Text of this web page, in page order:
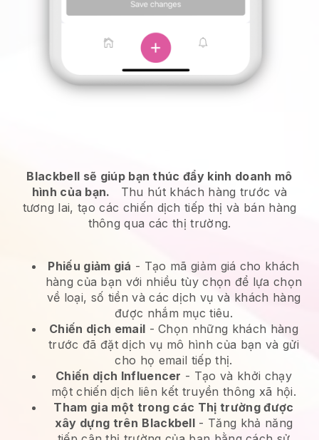
Blackbell sẽ giúp bạn thúc đẩy kinh doanh mô
hình của bạn.
Thu hút khách hàng trước và
tương lai, tạo các chiến dịch tiếp thị và bán hàng
thông qua các thị trường.
Phiếu giảm giá - Tạo mã giảm giá cho khách
hàng của bạn với nhiều tùy chọn để lựa chọn
về loại, số tiền và các dịch vụ và khách hàng
được nhắm mục tiêu.
Chiến dịch email -Chọn những khách hàng
trước đã đặt dịch vụ mô hình của bạn và gửi
cho họ email tiếp thị.
Chiến dịch Influencer - Tạo và khởi chạy
một chiến dịch liên kết truyền thông xã hội.
Tham gia một trong các Thị trường được
xây dựng trên Blackbell - Tăng khả năng